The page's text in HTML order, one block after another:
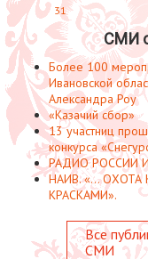
31
СМИ
Более 100
Ивановской
Александра Роу
«Казачий сбор»
13 участниц
конкурса
РАДИО РОССИИ
НАИВ. «...
КРАСКАМИ».
Все
СМИ